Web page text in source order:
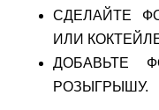
СДЕЛАЙТЕ
ИЛИ
ДОБАВЬТЕ
РОЗЫГРЫШУ.